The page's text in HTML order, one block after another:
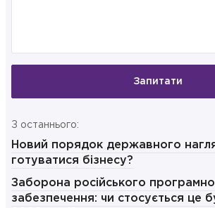
Запитати
З останнього:
Новий порядок державного
готуватися бізнесу?
Заборона російського
забезпечення: чи стосується це